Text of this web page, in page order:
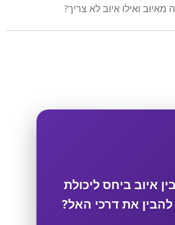
מאיוב ואילו איוב לא צריך?